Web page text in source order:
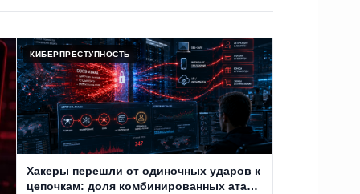
КИБЕРПРЕСТУПНОСТЬ
Хакеры перешли от одиночных ударов к
цепочкам: доля комбинированных атак